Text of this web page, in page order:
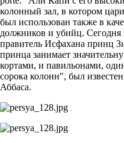
колонный зал, в котором
был использован также в
должников и убийц. Сегодня
правитель Исфахана принц
принца занимает
кортами, и павильонами,
сорока колонн", был
Аббаса.